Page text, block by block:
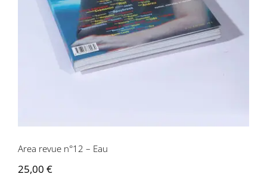
Area revue n°12 – Eau
Area revue n°12 – Eau
25,00 €